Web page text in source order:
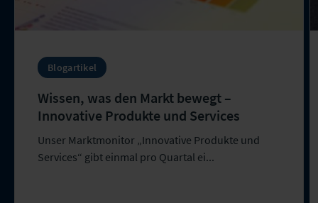
Blogartikel
Wissen, was den Markt bewegt –
Innovative Produkte und Services
Unser Marktmonitor „Innovative Produkte und
Services“ gibt einmal pro Quartal ei...